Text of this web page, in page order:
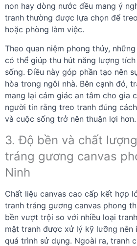
non hay dòng nước đều mang ý
tranh thường được lựa chọn để
hoặc phòng làm việc.
Theo quan niệm phong thủy,
có thể giúp thu hút năng lượng
sống. Điều này góp phần tạo nên
hòa trong ngôi nhà. Bên cạnh đó,
mang lại cảm giác an tâm cho gia
người tin rằng treo tranh đúng
và cuộc sống trở nên thuận lợi hơn.
3. Độ bền và chất
tráng gương canvas
Ninh
Chất liệu canvas cao cấp kết hợp
tranh tráng gương canvas phong
bền vượt trội so với nhiều loại
mặt tranh được xử lý kỹ lưỡng
quá trình sử dụng. Ngoài ra, tranh